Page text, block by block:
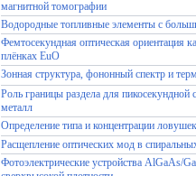
магнитной томографии
Водородные топливные элементы с
Фемтосекундная оптическая ориентация
плёнках EuO
Зонная структура, фононный спектр и
Роль границы раздела для пикосекундной
металл
Определение типа и концентрации
Расщепление оптических мод в
Фотоэлектрические устройства AlGaAs/